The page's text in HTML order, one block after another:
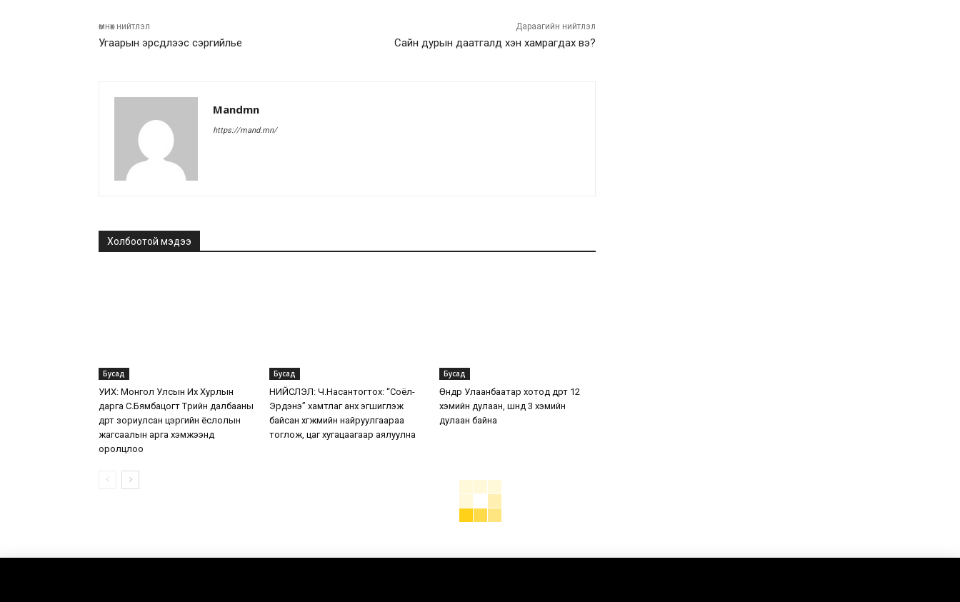
өмнөх нийтлэл
Угаарын эрсдлээс сэргийлье
Дараагийн нийтлэл
Сайн дурын даатгалд хэн хамрагдах вэ?
Mandmn
https://mand.mn/
Холбоотой мэдээ
Бусад
УИХ: Монгол Улсын Их Хурлын
дарга С.Бямбацогт Төрийн далбааны
өдөрт зориулсан цэргийн ёслолын
жагсаалын арга хэмжээнд
оролцлоо
Бусад
НИЙСЛЭЛ: Ч.Насантогтох: “Соёл-
Эрдэнэ” хамтлаг анх эгшиглэж
байсан хөгжмийн найруулгаараа
тоглож, цаг хугацаагаар аялуулна
Бусад
Өнөөдөр Улаанбаатар хотод өдөртөө 12
хэмийн дулаан, шөнөдөө 3 хэмийн
дулаан байна